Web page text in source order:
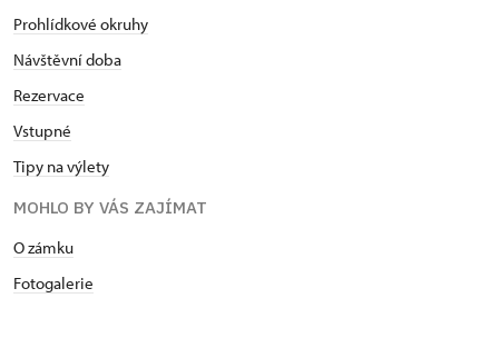
Prohlídkové okruhy
Návštěvní doba
Rezervace
Vstupné
Tipy na výlety
MOHLO BY VÁS ZAJÍMAT
O zámku
Fotogalerie